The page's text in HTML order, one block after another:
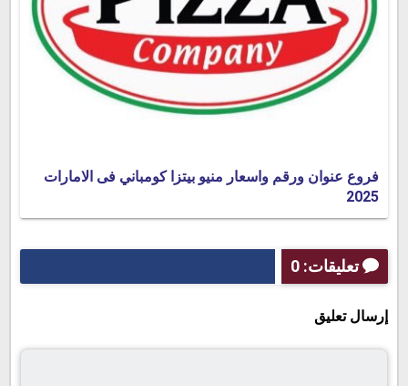
فروع عنوان ورقم واسعار منيو بيتزا كومباني فى الامارات
2025
تعليقات: 0
إرسال تعليق